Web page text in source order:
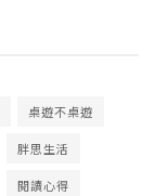
桌遊不桌遊
胖思生活
閱讀心得